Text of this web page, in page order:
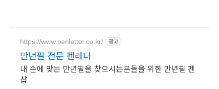
https://www.penletter.co.kr/ 광고
만년필 전문 펜레터
내 손에 맞는 만년필을 찾으시는분들을 위한 만년필 펜
샵